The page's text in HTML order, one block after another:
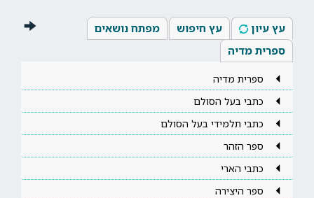
עץ עיון עץ חיפוש
מפתח נושאים
ספרית מדיה
ספרית מדיה
כתבי בעל הסולם
כתבי תלמידי בעל הסולם
ספר הזהר
כתבי הארי
ספר היצירה